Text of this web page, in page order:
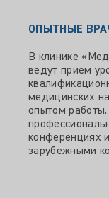
ОПЫТНЫЕ
В клинике
ведут прием
медицинских
опытом
конференциях
зарубежными